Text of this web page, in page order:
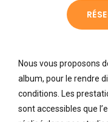
Nous vous proposons
album, pour le rendre
conditions. Les
sont accessibles que